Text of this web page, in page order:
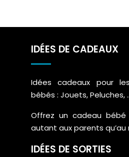
IDÉES DE CADEAUX
Idées cadeaux pour
bébés : Jouets, Peluches,
Offrez un cadeau bébé
autant aux parents qu’au
IDÉES DE SORTIES